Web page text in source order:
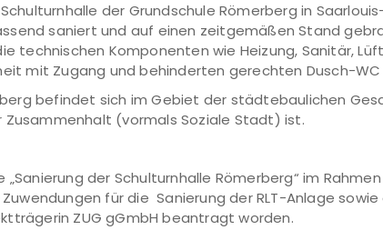
der Grundschule Römerberg in
saniert und auf einen zeitgemäßen Stand
technischen Komponenten wie Heizung, Sanitär,
mit Zugang und behinderten gerechten Dusch-
befindet sich im Gebiet der städtebaulichen
(vormals Soziale Stadt) ist.
der Schulturnhalle Römerberg“ im
für die Sanierung der RLT-Anlage
ZUG gGmbH beantragt worden.